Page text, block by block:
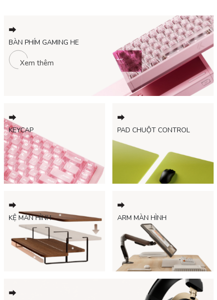
⮕
BÀN PHÍM GAMING HE
Xem thêm
⮕
KEYCAP
⮕
PAD CHUỘT CONTROL
⮕
KỆ MÀN HÌNH
⮕
ARM MÀN HÌNH
⮕